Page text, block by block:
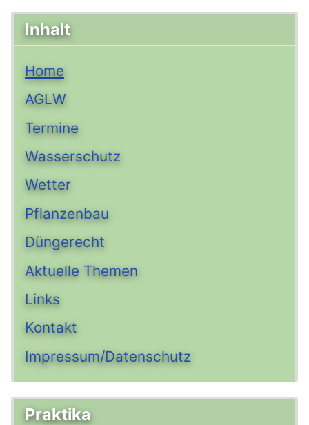
Inhalt
Home
AGLW
Termine
Wasserschutz
Wetter
Pflanzenbau
Düngerecht
Aktuelle Themen
Links
Kontakt
Impressum/Datenschutz
Praktika